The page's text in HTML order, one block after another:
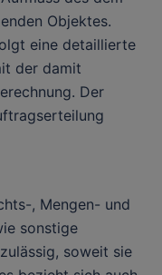
Objektes.
eine detaillierte
der damit
Der
, Mengen- und
sonstige
soweit sie